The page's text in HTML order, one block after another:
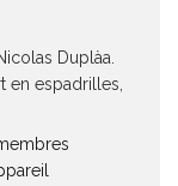
Duplàa.
en espadrilles,